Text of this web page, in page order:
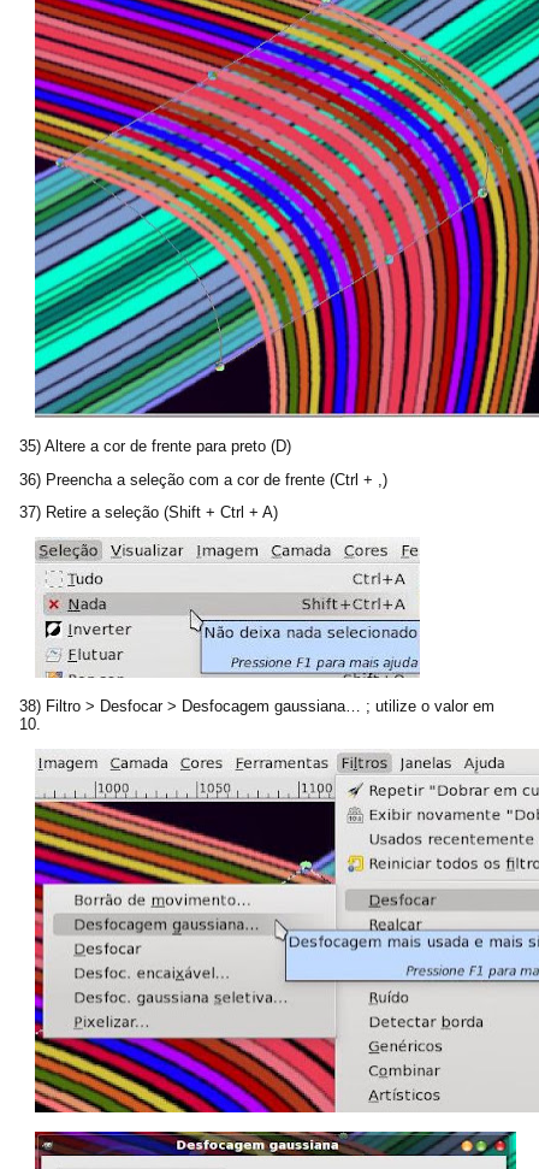
35) Altere a cor de frente para preto (D)
36) Preencha a seleção com a cor de frente (Ctrl + ,)
37) Retire a seleção (Shift + Ctrl + A)
38) Filtro > Desfocar > Desfocagem gaussiana… ; utilize o valor em
10.